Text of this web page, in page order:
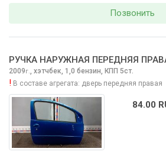
Позвонить
РУЧКА НАРУЖНАЯ ПЕРЕДНЯЯ
2009г., хэтчбек, 1,0 бензин, КПП 5ст.
! В составе агрегата: дверь передняя правая
84.00